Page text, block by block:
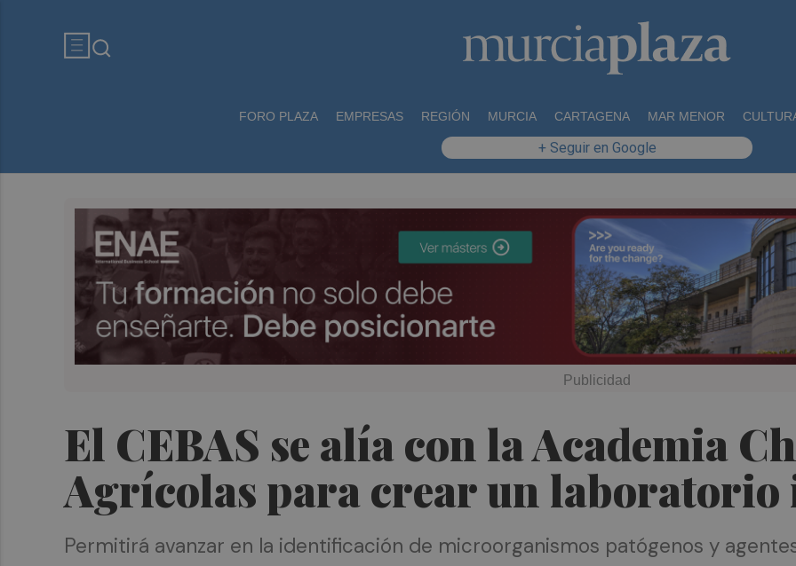
FORO PLAZA EMPRESAS REGIÓN MURCIA CARTAGENA MAR MENOR
+ Seguir en Google
El CEBAS se alía con la Academia
Agrícolas para crear un
Permitirá avanzar en la identificación de microorganismos patógenos y